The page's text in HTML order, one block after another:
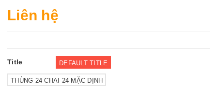
Liên hệ
Title DEFAULT TITLE
THÙNG 24 CHAI 24 MẶC ĐỊNH